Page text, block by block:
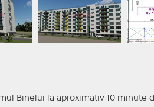
Binelui la aproximativ 10 minute